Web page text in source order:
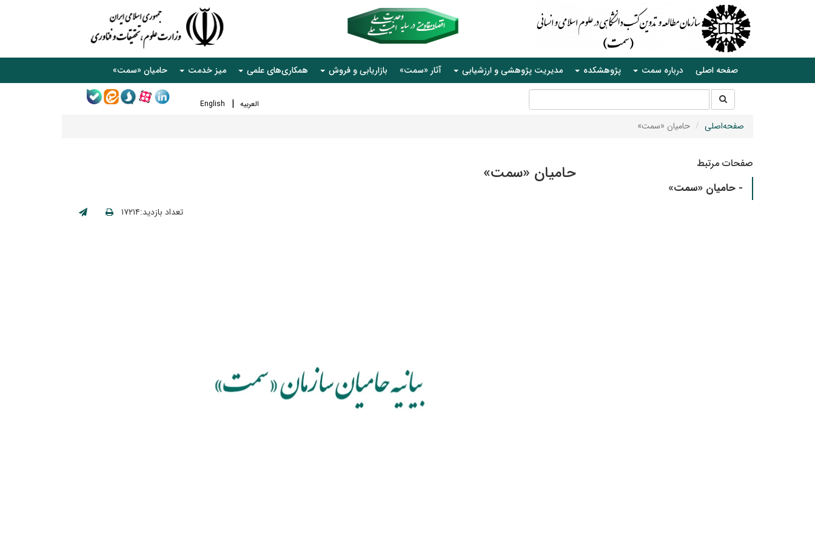
صفحه اصلی درباره سمت پژوهشکده مدیریت پژوهشی و ارزشیابی آثار «سمت» بازاریابی و فروش همکاری‌های علمی میز خدمت حامیان «سمت»
العربیه English جستجو
در
سایتصفحه‌اصلی حامیان «سمت»
حامیان «سمت»
تعداد بازدید:۱۷۲۱۴
صفحات مرتبط
- حامیان «سمت»